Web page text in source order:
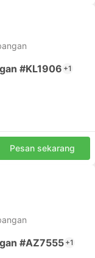
#KL1906 +1
Pesan sekarang
#AZ7555+1